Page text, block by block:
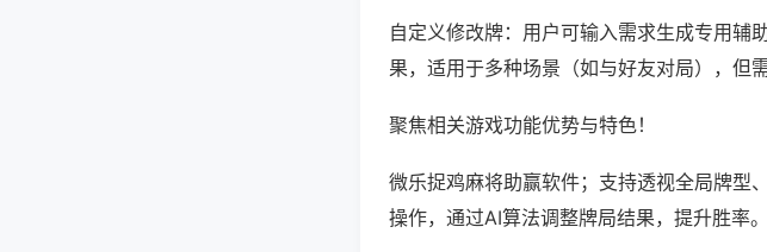
自定义修改牌：用户可输入需求生成专用辅
果，适用于多种场景（如与好友对局），但
聚焦相关游戏功能优势与特色！
微乐捉鸡麻将助赢软件；支持透视全局牌型
操作，通过AI算法调整牌局结果，提升胜率。